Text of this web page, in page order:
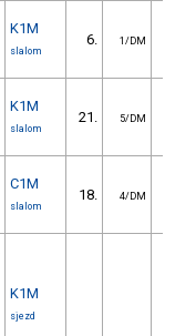
K1M
slalom
6. 1/DM
K1M
slalom
21. 5/DM
C1M
slalom
18. 4/DM
K1M
sjezd